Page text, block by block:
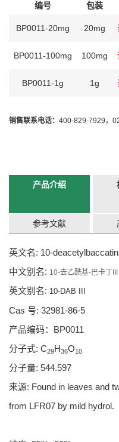
编号 包装
BP0011-20mg 20mg
BP0011-100mg 100mg
BP0011-1g 1g
销售联系电话： 400-829-7929，
产品介绍
参考文献
英文名: 10-
中文别名: 10-去乙酰基-巴卡丁III
英文别名: 10-DAB III
Cas 号: 32981-86-5
产品编码：BP0011
分子式: C29H36O10
分子量: 544.597
来源: Found in leaves and
from LFR07 by mild hydrol.